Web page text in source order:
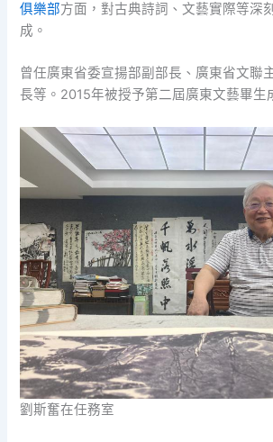
俱樂部方面，對古典詩詞、文藝實際等深
成。
曾任廣東省委宣揚部副部長、廣東省文聯
長等。2015年被授予第二屆廣東文藝畢生
劉斯奮在任務室